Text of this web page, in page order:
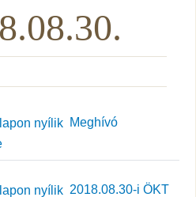
Meghívó
2018.08.30-i ÖKT